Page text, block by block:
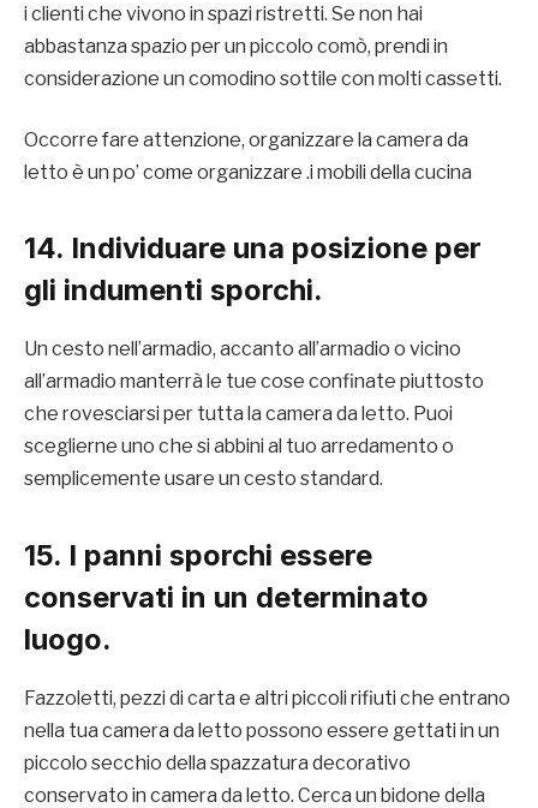
i clienti che vivono in spazi ristretti. Se non hai
abbastanza spazio per un piccolo comò, prendi in
considerazione un comodino sottile con molti cassetti.
Occorre fare attenzione, organizzare la camera da
letto è un po’ come organizzare .i mobili della cucina
14. Individuare una posizione per
gli indumenti sporchi.
Un cesto nell’armadio, accanto all’armadio o vicino
all’armadio manterrà le tue cose confinate piuttosto
che rovesciarsi per tutta la camera da letto. Puoi
sceglierne uno che si abbini al tuo arredamento o
semplicemente usare un cesto standard.
15. I panni sporchi essere
conservati in un determinato
luogo.
Fazzoletti, pezzi di carta e altri piccoli rifiuti che entrano
nella tua camera da letto possono essere gettati in un
piccolo secchio della spazzatura decorativo
conservato in camera da letto. Cerca un bidone della